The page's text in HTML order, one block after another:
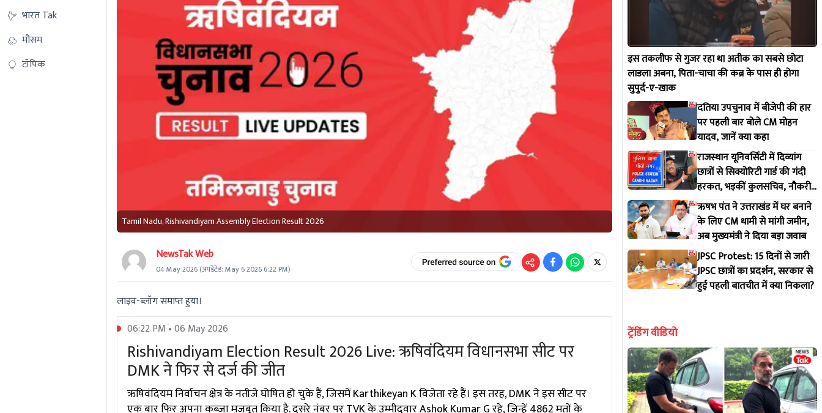
भारत Tak
मौसम
टॉपिक
Tamil Nadu, Rishivandiyam Assembly Election Result 2026
NewsTak Web
04 May 2026(अपडेटेड: May 6 2026 6:22 PM)
लाइव-ब्लॉग समाप्त हुया।
06:22 PM • 06 May 2026
Rishivandiyam Election Result 2026 Live: ऋषिवंदियम विधानसभा सीट पर
DMK ने फिर से दर्ज की जीत
ऋषिवंदियम निर्वाचन क्षेत्र के नतीजे घोषित हो चुके हैं, जिसमें Karthikeyan K विजेता रहे हैं। इस तरह, DMK ने इस सीट पर
एक बार फिर अपना कब्जा मजबूत किया है. दूसरे नंबर पर TVK के उम्मीदवार Ashok Kumar G रहे, जिन्हें 4862 मतों के
इस तकलीफ से गुजर रहा था अतीक का सबसे छोटा
लाडला अबना, पिता-चाचा की कब्र के पास ही होगा
सुपुर्द-ए-खाक
दतिया उपचुनाव में बीजेपी की हार
पर पहली बार बोले CM मोहन
यादव, जानें क्या कहा
राजस्थान यूनिवर्सिटी में दिव्यांग
छात्रों से सिक्योरिटी गार्ड की गंदी
हरकत, भड़कीं कुलसचिव, नौकरी
से निकाला; FIR का दिया आदेश
ऋषभ पंत ने उत्तराखंड में घर बनाने
के लिए CM धामी से मांगी जमीन,
अब मुख्यमंत्री ने दिया बड़ा जवाब
JPSC Protest: 15 दिनों से जारी
JPSC छात्रों का प्रदर्शन, सरकार से
हुई पहली बातचीत में क्या निकला?
ट्रेंडिंग वीडियो